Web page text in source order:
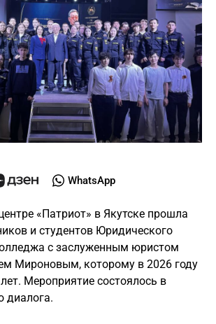
WhatsApp
«Патриот» в Якутске прошла
и студентов Юридического
с заслуженным юристом
Мироновым, которому в 2026 году
Мероприятие состоялось в
диалога.